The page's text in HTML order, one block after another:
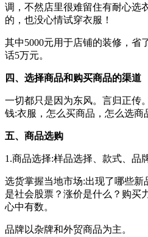
调，不然店里很难留住有耐心选
的，也没心情试穿衣服！
其中5000元用于店铺的装修，省
话5万元。
四、选择商品和购买商品的渠道
一切都只是因为东风。言归正传
钱:衣服，怎么买商品，怎么选商
五、商品选购
1.商品选择:样品选择、款式、品
选货掌握当地市场:出现了哪些新
是社会股票？涨价是什么？购买
心中有数。
品牌以杂牌和外贸商品为主。